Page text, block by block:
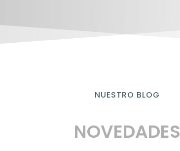
NUESTRO BLOG
NOVEDADES